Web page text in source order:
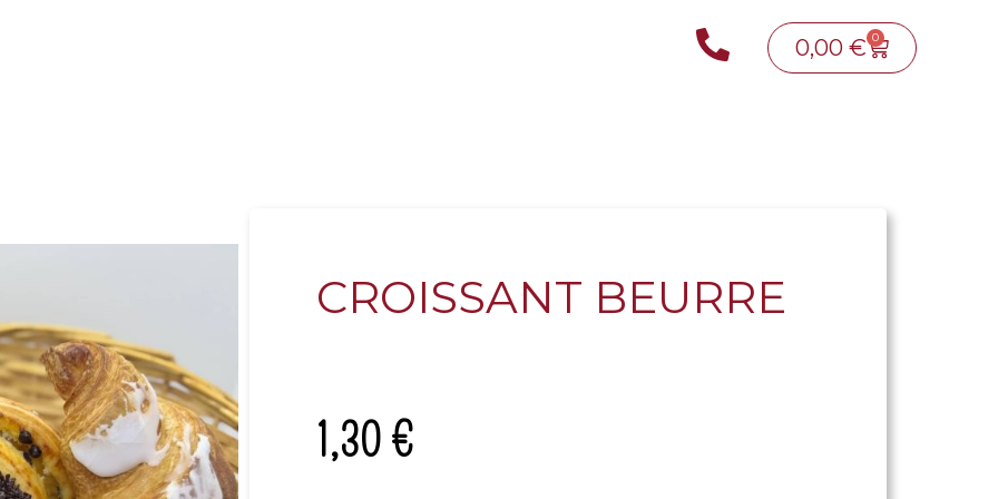
0,00€ 0
CROISSANT BEURRE
1,30 €